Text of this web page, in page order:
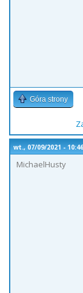
Góra strony
wt., 07/09/2021 - 10:46
MichaelHusty